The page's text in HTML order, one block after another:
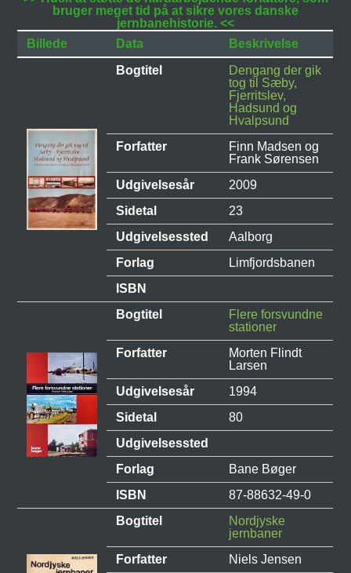
bruger meget tid på at sikre vores danske
jernbanehistorie. <<
Billede
Data
Beskrivelse
Bogtitel
Dengang der gik
tog til Sæby,
Fjerritslev,
Hadsund og
Hvalpsund
Forfatter
Finn Madsen og
Frank Sørensen
Udgivelsesår
2009
Sidetal
23
Udgivelsessted
Aalborg
Forlag
Limfjordsbanen
ISBN
Bogtitel
Flere forsvundne
stationer
Forfatter
Morten Flindt
Larsen
Udgivelsesår
1994
Sidetal
80
Udgivelsessted
Forlag
Bane Bøger
ISBN
87-88632-49-0
Bogtitel
Nordjyske
jernbaner
Forfatter
Niels Jensen